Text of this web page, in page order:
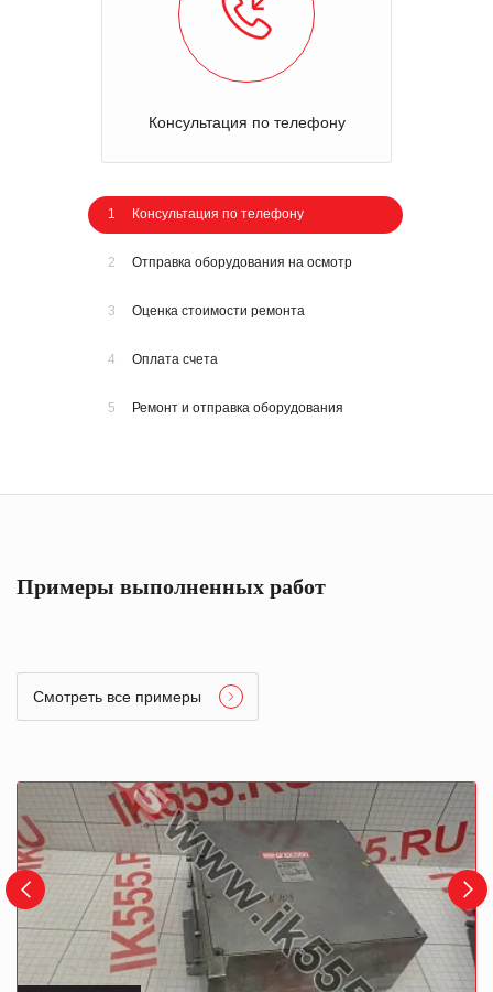
Консультация по телефону
1 Консультация по телефону
2 Отправка оборудования на осмотр
3 Оценка стоимости ремонта
4 Оплата счета
5 Ремонт и отправка оборудования
Примеры выполненных работ
Смотреть все примеры